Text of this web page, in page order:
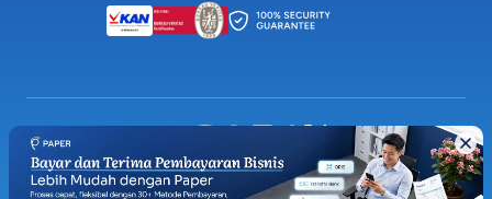
Privacy Policy
Terms & Condition